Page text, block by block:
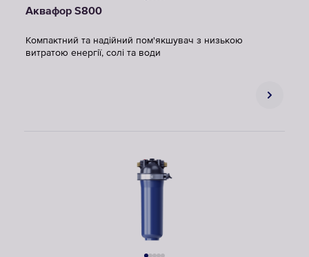
Аквафор S800
Компактний та надійний пом'якшувач з низькою
витратою енергії, солі та води